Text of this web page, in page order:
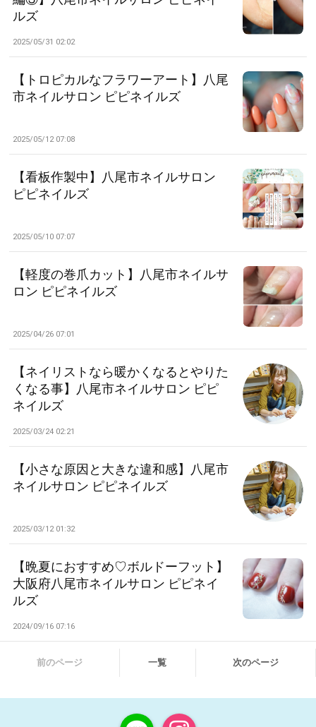
ルズ
2025/05/31 02:02
【トロピカルなフラワーアート】八尾
市ネイルサロン ピピネイルズ
2025/05/12 07:08
【看板作製中】八尾市ネイルサロン
ピピネイルズ
2025/05/10 07:07
【軽度の巻爪カット】八尾市ネイルサ
ロン ピピネイルズ
2025/04/26 07:01
【ネイリストなら暖かくなるとやりた
くなる事】八尾市ネイルサロン ピピ
ネイルズ
2025/03/24 02:21
【小さな原因と大きな違和感】八尾市
ネイルサロン ピピネイルズ
2025/03/12 01:32
【晩夏におすすめ♡ボルドーフット】
大阪府八尾市ネイルサロン ピピネイ
ルズ
2024/09/16 07:16
前のページ 一覧 次のページ